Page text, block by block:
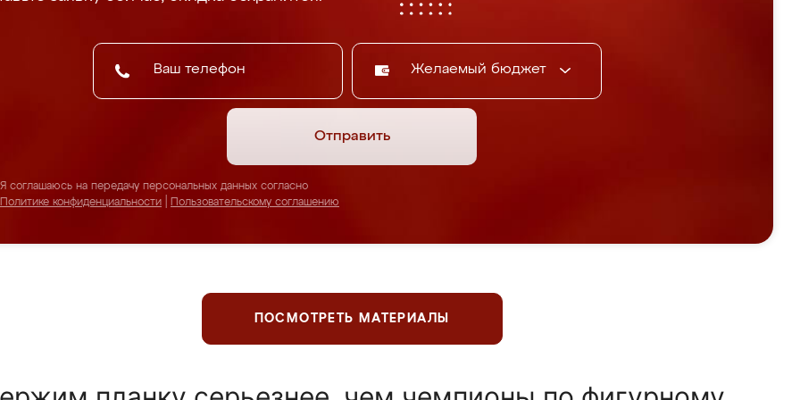
Желаемый бюджет
Отправить
Я соглашаюсь на передачу персональных данных согласно
Политике конфиденциальности
Пользовательскому соглашению
ПОСМОТРЕТЬ МАТЕРИАЛЫ